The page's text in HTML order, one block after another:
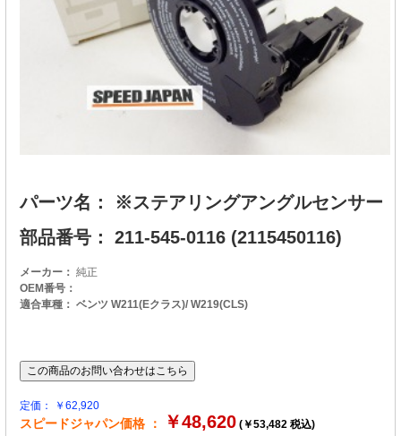
パーツ名： ※ステアリングアングルセンサー
部品番号： 211-545-0116 (2115450116)
メーカー： 純正
OEM番号：
適合車種： ベンツ W211(Eクラス)/ W219(CLS)
定価： ￥62,920
スピードジャパン価格 ： ￥48,620 (￥53,482 税込)